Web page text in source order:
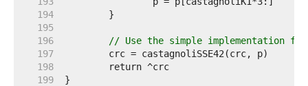
   194
   195
   196
// Use the simple implementation
   197
   198
   199